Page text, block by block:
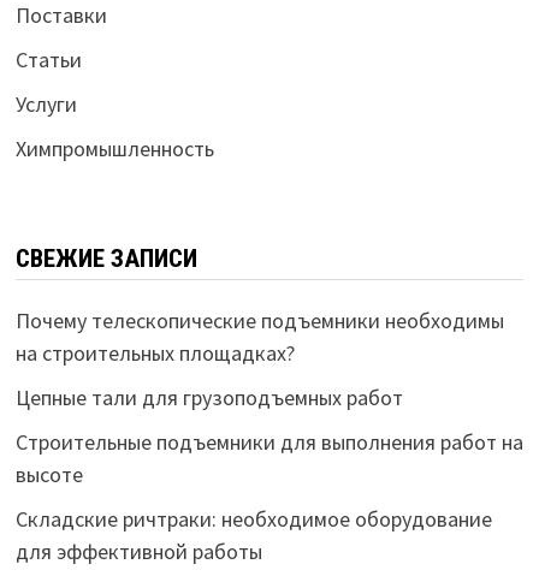
Поставки
Статьи
Услуги
Химпромышленность
СВЕЖИЕ ЗАПИСИ
Почему телескопические подъемники необходимы
на строительных площадках?
Цепные тали для грузоподъемных работ
Строительные подъемники для выполнения работ на
высоте
Складские ричтраки: необходимое оборудование
для эффективной работы